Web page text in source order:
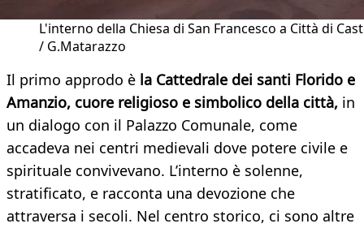
L'interno della Chiesa di San Francesco a Città di
/ G.Matarazzo
Il primo approdo è la Cattedrale dei santi Florido e
Amanzio, cuore religioso e simbolico della città, in
un dialogo con il Palazzo Comunale, come
accadeva nei centri medievali dove potere civile e
spirituale convivevano. L’interno è solenne,
stratificato, e racconta una devozione che
attraversa i secoli. Nel centro storico, ci sono altre